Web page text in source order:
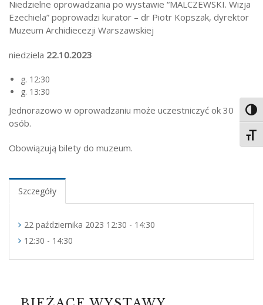
Niedzielne oprowadzania po wystawie “MALCZEWSKI. Wizja
Ezechiela” poprowadzi kurator – dr Piotr Kopszak, dyrektor
Muzeum Archidiecezji Warszawskiej
niedziela 22.10.2023
g. 12:30
g. 13:30
Jednorazowo w oprowadzaniu może uczestniczyć ok 30
osób.
Obowiązują bilety do muzeum.
Szczegóły
22 października 2023 12:30 - 14:30
12:30 - 14:30